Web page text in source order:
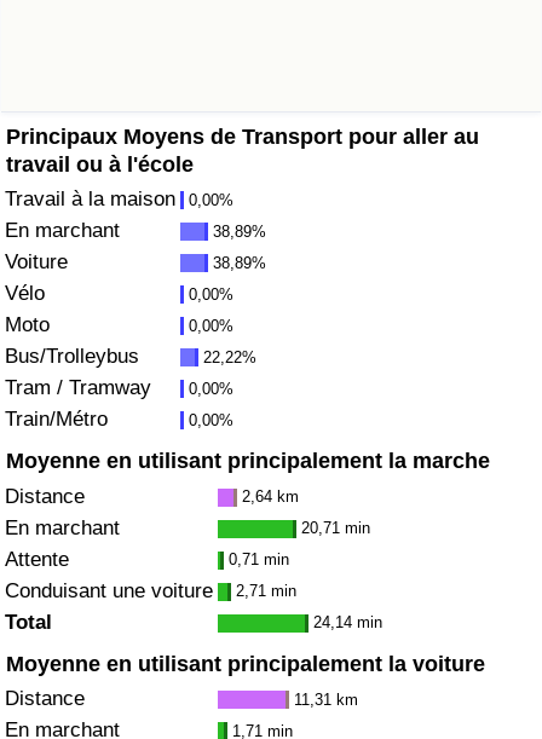
Principaux Moyens de Transport pour aller au
travail ou à l'école
Travail à la maison 0,00%
En marchant 38,89%
Voiture 38,89%
Vélo 0,00%
Moto 0,00%
Bus/Trolleybus 22,22%
Tram / Tramway 0,00%
Train/Métro 0,00%
Moyenne en utilisant principalement la marche
Distance 2,64 km
En marchant 20,71 min
Attente 0,71 min
Conduisant une voiture 2,71 min
Total 24,14 min
Moyenne en utilisant principalement la voiture
Distance 11,31 km
En marchant 1,71 min
Indice de pollution
Trafic
Indice de Trafic
Indice de Trafic (Actuel)
Indice de Trafic par Pays